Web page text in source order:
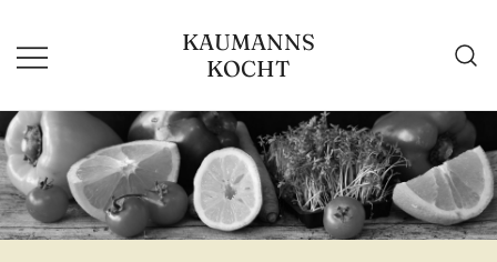
Inhalt
springen
KAUMANNS
KOCHT